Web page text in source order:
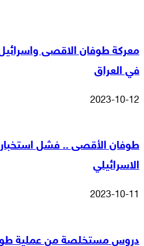
معركة طوفان الاقصى
في العراق
2023-10-12
طوفان الأقصى .. فشل
الاسرائيلي
2023-10-11
دروس مستخلصة من عملية